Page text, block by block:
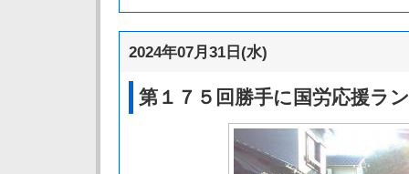
2024年07月31日(水)
第１７５回勝手に国労応援ラ